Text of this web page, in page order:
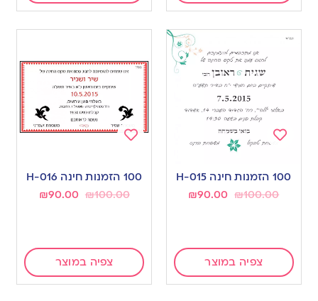
to
wishlist
100 הזמנות חינה H-015
₪100.00
₪90.00
צפיה במוצר
to
wishlist
100 הזמנות חינה H-016
₪100.00
₪90.00
צפיה במוצר